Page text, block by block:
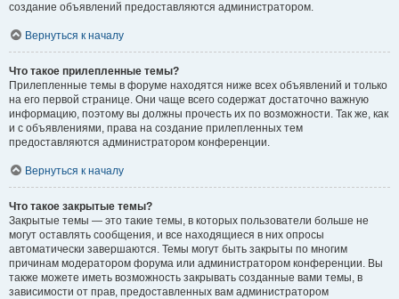
создание объявлений предоставляются администратором.
Вернуться к началу
Что такое прилепленные темы?
Прилепленные темы в форуме находятся ниже всех объявлений и только
на его первой странице. Они чаще всего содержат достаточно важную
информацию, поэтому вы должны прочесть их по возможности. Так же, как
и с объявлениями, права на создание прилепленных тем
предоставляются администратором конференции.
Вернуться к началу
Что такое закрытые темы?
Закрытые темы — это такие темы, в которых пользователи больше не
могут оставлять сообщения, и все находящиеся в них опросы
автоматически завершаются. Темы могут быть закрыты по многим
причинам модератором форума или администратором конференции. Вы
также можете иметь возможность закрывать созданные вами темы, в
зависимости от прав, предоставленных вам администратором